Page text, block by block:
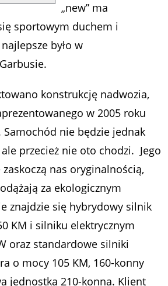
„new” ma
sportowym duchem i
było w
konstrukcję nadwozia,
w 2005 roku
nie będzie jednak
przecież nie oto chodzi. Jego
nas oryginalnością,
za ekologicznym
znajdzie się hybrydowy silnik
KM i silniku elektrycznym
oraz standardowe silniki
o mocy 105 KM, 160-konny
jednostka 210-konna. Klient